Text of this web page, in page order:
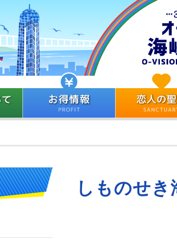
しものせ